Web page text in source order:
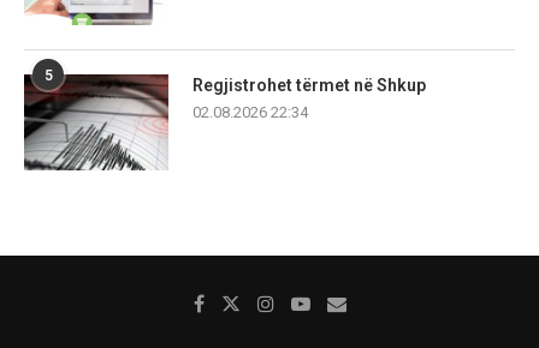
5
Regjistrohet tërmet në Shkup
02.08.2026 22:34